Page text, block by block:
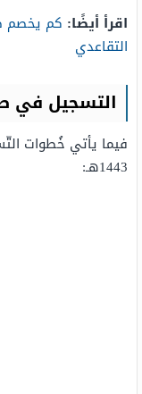
اقرأ أيضًا: كم يخصم
التقاعدي
التسجيل في
فيما يأتي خُطوات
1443هـ: